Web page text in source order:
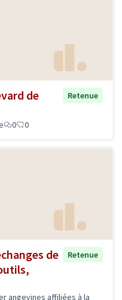
de
Retenue
0 0
de
Retenue
angevines affiliées à la